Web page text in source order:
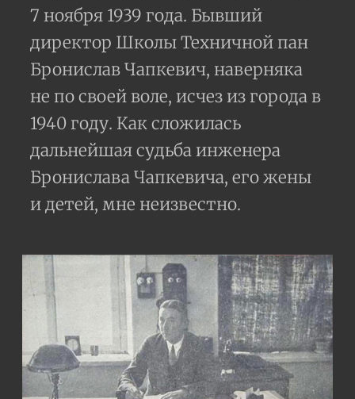
7 ноября 1939 года. Бывший
директор Школы Техничной пан
Бронислав Чапкевич, наверняка
не по своей воле, исчез из города в
1940 году. Как сложилась
дальнейшая судьба инженера
Бронислава Чапкевича, его жены
и детей, мне неизвестно.